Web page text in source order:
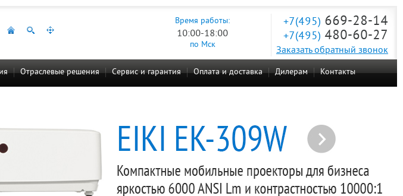
Время работы:
10:00-18:00
по Мск
+7(495) 669-28-14
+7(495) 480-60-27
Заказать обратный звонок
Отраслевые решения Сервис и гарантия Оплата и доставка Дилерам Контакты